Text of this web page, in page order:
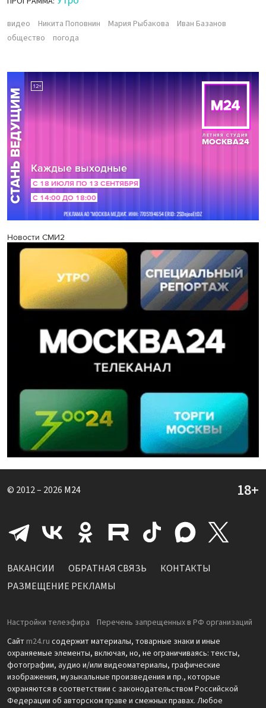
видео Никита Поповнин Мария Рыбакова
Иван Базанов
общество
погода
Новости СМИ2
© 2012 – 2026 M24
ВАКАНСИИ ОБРАТНАЯ СВЯЗЬ
КОНТАКТЫ
РАЗМЕЩЕНИЕ РЕКЛАМЫ
Настройки телеэфира
Перечень запрещенных в РФ организаций
Сайт m24.ru содержит материалы, товарные знаки и иные
охраняемые элементы, включая, но, не ограничиваясь: тексты,
фотографии, аудио и/или видеоматериалы, графические
изображения, музыкальные произведения и пр., которые
охраняются в соответствии с законодательством Российской
Федерации об авторском праве и смежных правах. Любое